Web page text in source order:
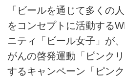
「ビールを通じて多くの
をコンセプトに活動する
ニティ「ビール女子」が
がんの啓発運動「ピンク
するキャンペーン「ピン